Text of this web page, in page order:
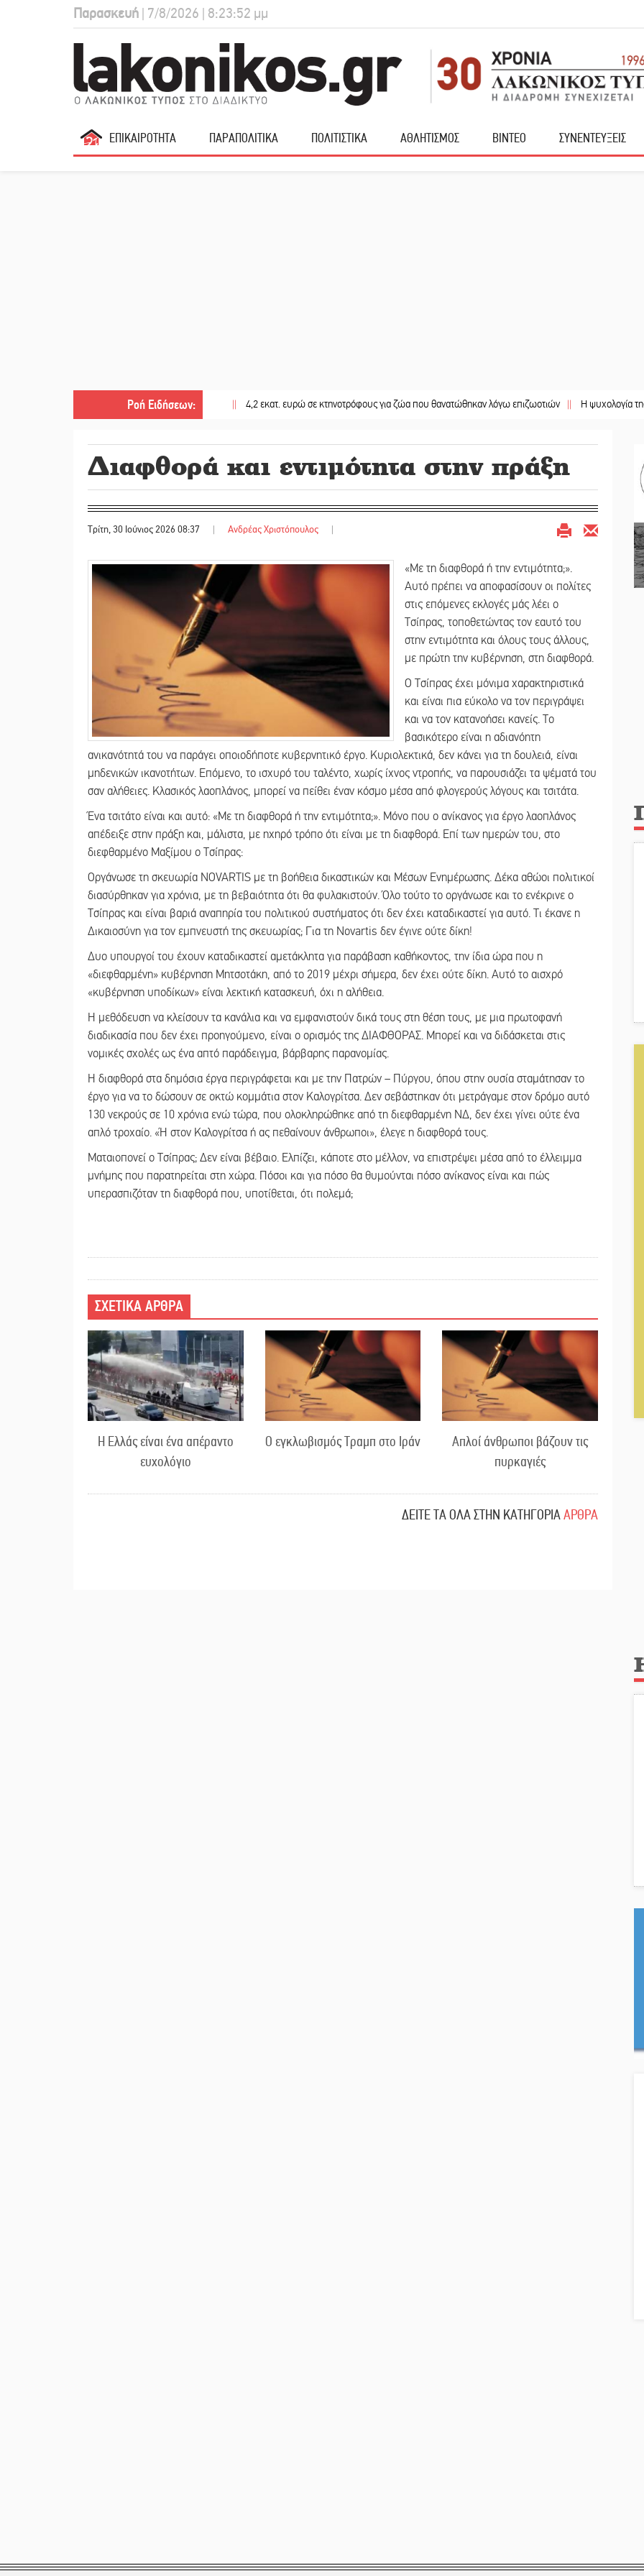
Παρασκευή | 7/8/2026 | 8:23:53 μμ
ΕΠΙΚΑΙΡΟΤΗΤΑ ΠΑΡΑΠΟΛΙΤΙΚΑ ΠΟΛΙΤΙΣΤΙΚΑ ΑΘΛΗΤΙΣΜΟΣ ΒΙΝΤΕΟ ΣΥΝΕΝΤΕΥΞΕΙΣ
Ροή Ειδήσεων:
|| 4,2 εκατ. ευρώ σε κτηνοτρόφους για ζώα που θανατώθηκαν λόγω επιζωοτιών || Η ψυχολογία της
Διαφθορά και εντιμότητα στην πράξη
Τρίτη, 30 Ιούνιος 2026 08:37 | Ανδρέας Χριστόπουλος |
«Με τη διαφθορά ή την εντιμότητα;».
Αυτό πρέπει να αποφασίσουν οι πολίτες
στις επόμενες εκλογές μάς λέει ο
Τσίπρας, τοποθετώντας τον εαυτό του
στην εντιμότητα και όλους τους άλλους,
με πρώτη την κυβέρνηση, στη διαφθορά.
Ο Τσίπρας έχει μόνιμα χαρακτηριστικά
και είναι πια εύκολο να τον περιγράψει
και να τον κατανοήσει κανείς. Το
βασικότερο είναι η αδιανόητη
ανικανότητά του να παράγει οποιοδήποτε κυβερνητικό έργο. Κυριολεκτικά, δεν κάνει για τη δουλειά, είναι
μηδενικών ικανοτήτων. Επόμενο, το ισχυρό του ταλέντο, χωρίς ίχνος ντροπής, να παρουσιάζει τα ψέματά του
σαν αλήθειες. Κλασικός λαοπλάνος, μπορεί να πείθει έναν κόσμο μέσα από φλογερούς λόγους και τσιτάτα.
Ένα τσιτάτο είναι και αυτό: «Με τη διαφθορά ή την εντιμότητα;». Μόνο που ο ανίκανος για έργο λαοπλάνος
απέδειξε στην πράξη και, μάλιστα, με ηχηρό τρόπο ότι είναι με τη διαφθορά. Επί των ημερών του, στο
διεφθαρμένο Μαξίμου ο Τσίπρας:
Οργάνωσε τη σκευωρία NOVARTIS με τη βοήθεια δικαστικών και Μέσων Ενημέρωσης. Δέκα αθώοι πολιτικοί
διασύρθηκαν για χρόνια, με τη βεβαιότητα ότι θα φυλακιστούν. Όλο τούτο το οργάνωσε και το ενέκρινε ο
Τσίπρας και είναι βαριά αναπηρία του πολιτικού συστήματος ότι δεν έχει καταδικαστεί για αυτό. Τι έκανε η
Δικαιοσύνη για τον εμπνευστή της σκευωρίας; Για τη Novartis δεν έγινε ούτε δίκη!
Δυο υπουργοί του έχουν καταδικαστεί αμετάκλητα για παράβαση καθήκοντος, την ίδια ώρα που η
«διεφθαρμένη» κυβέρνηση Μητσοτάκη, από το 2019 μέχρι σήμερα, δεν έχει ούτε δίκη. Αυτό το αισχρό
«κυβέρνηση υποδίκων» είναι λεκτική κατασκευή, όχι η αλήθεια.
Η μεθόδευση να κλείσουν τα κανάλια και να εμφανιστούν δικά τους στη θέση τους, με μια πρωτοφανή
διαδικασία που δεν έχει προηγούμενο, είναι ο ορισμός της ΔΙΑΦΘΟΡΑΣ. Μπορεί και να διδάσκεται στις
νομικές σχολές ως ένα απτό παράδειγμα, βάρβαρης παρανομίας.
Η διαφθορά στα δημόσια έργα περιγράφεται και με την Πατρών – Πύργου, όπου στην ουσία σταμάτησαν το
έργο για να το δώσουν σε οκτώ κομμάτια στον Καλογρίτσα. Δεν σεβάστηκαν ότι μετράγαμε στον δρόμο αυτό
130 νεκρούς σε 10 χρόνια ενώ τώρα, που ολοκληρώθηκε από τη διεφθαρμένη ΝΔ, δεν έχει γίνει ούτε ένα
απλό τροχαίο. «Ή στον Καλογρίτσα ή ας πεθαίνουν άνθρωποι», έλεγε η διαφθορά τους.
Ματαιοπονεί ο Τσίπρας; Δεν είναι βέβαιο. Ελπίζει, κάποτε στο μέλλον, να επιστρέψει μέσα από το έλλειμμα
μνήμης που παρατηρείται στη χώρα. Πόσοι και για πόσο θα θυμούνται πόσο ανίκανος είναι και πώς
υπερασπιζόταν τη διαφθορά που, υποτίθεται, ότι πολεμά;
ΣΧΕΤΙΚΑ ΑΡΘΡΑ
Η Ελλάς είναι ένα απέραντο
ευχολόγιο
Ο εγκλωβισμός Τραμπ στο Ιράν
Απλοί άνθρωποι βάζουν τις
πυρκαγιές
ΔΕΙΤΕ ΤΑ ΟΛΑ ΣΤΗΝ ΚΑΤΗΓΟΡΙΑΑΡΘΡΑ